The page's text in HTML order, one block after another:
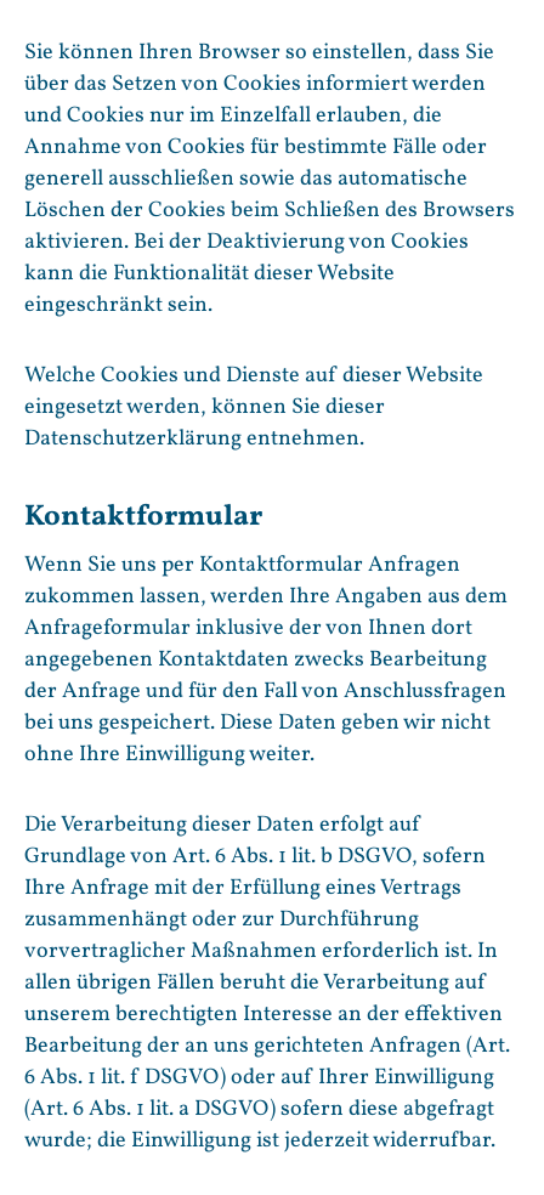
Sie können Ihren Browser so einstellen, dass Sie
über das Setzen von Cookies informiert werden
und Cookies nur im Einzelfall erlauben, die
Annahme von Cookies für bestimmte Fälle oder
generell ausschließen sowie das automatische
Löschen der Cookies beim Schließen des Browsers
aktivieren. Bei der Deaktivierung von Cookies
kann die Funktionalität dieser Website
eingeschränkt sein.
Welche Cookies und Dienste auf dieser Website
eingesetzt werden, können Sie dieser
Datenschutzerklärung entnehmen.
Kontaktformular
Wenn Sie uns per Kontaktformular Anfragen
zukommen lassen, werden Ihre Angaben aus dem
Anfrageformular inklusive der von Ihnen dort
angegebenen Kontaktdaten zwecks Bearbeitung
der Anfrage und für den Fall von Anschlussfragen
bei uns gespeichert. Diese Daten geben wir nicht
ohne Ihre Einwilligung weiter.
Die Verarbeitung dieser Daten erfolgt auf
Grundlage von Art. 6 Abs. 1 lit. b DSGVO, sofern
Ihre Anfrage mit der Erfüllung eines Vertrags
zusammenhängt oder zur Durchführung
vorvertraglicher Maßnahmen erforderlich ist. In
allen übrigen Fällen beruht die Verarbeitung auf
unserem berechtigten Interesse an der effektiven
Bearbeitung der an uns gerichteten Anfragen (Art.
6 Abs. 1 lit. f DSGVO) oder auf Ihrer Einwilligung
(Art. 6 Abs. 1 lit. a DSGVO) sofern diese abgefragt
wurde; die Einwilligung ist jederzeit widerrufbar.